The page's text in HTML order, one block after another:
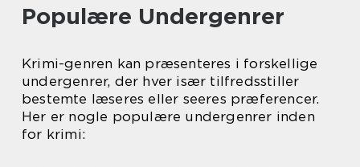
Populære Undergenrer
Krimi-genren kan præsenteres i forskellige
undergenrer, der hver især tilfredsstiller
bestemte læseres eller seeres præferencer.
Her er nogle populære undergenrer inden
for krimi: